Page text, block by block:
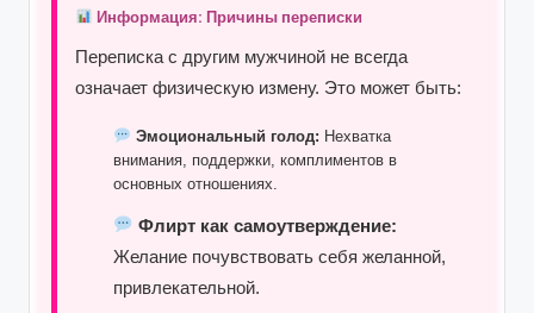
Информация: Причины переписки
Переписка с другим мужчиной не всегда
означает физическую измену. Это может быть:
Эмоциональный голод: Нехватка
внимания, поддержки, комплиментов в
основных отношениях.
Флирт как самоутверждение:
Желание почувствовать себя желанной,
привлекательной.